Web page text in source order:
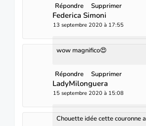
Répondre Supprimer
Federica Simoni
13 septembre 2020 à 17:55
wow magnifico😍
Répondre Supprimer
LadyMilonguera
15 septembre 2020 à 15:08
Chouette idée cette couronne